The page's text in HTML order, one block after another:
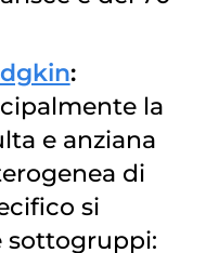
:
la
e anziana
di
si
sottogruppi: